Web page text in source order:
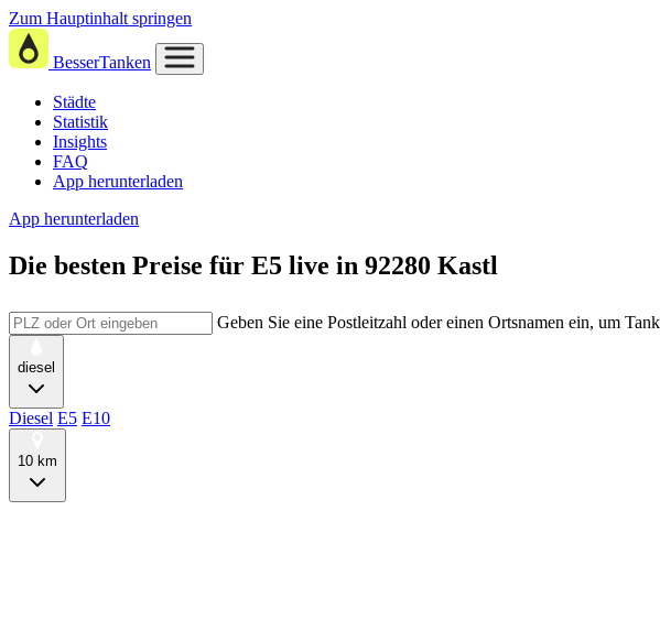
Zum Hauptinhalt springen
BesserTanken
Städte
Statistik
Insights
FAQ
App herunterladen
App herunterladen
Die besten Preise für E5 live in 92280 Kastl
Geben Sie eine Postleitzahl oder einen Ortsnamen ein, um
diesel
Diesel E5 E10
10 km